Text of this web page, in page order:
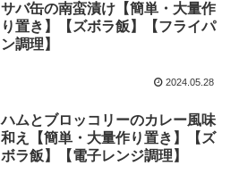
サバ缶の南蛮漬け【簡単・大量作
り置き】【ズボラ飯】【フライパ
ン調理】
2024.05.28
ハムとブロッコリーのカレー風味
和え【簡単・大量作り置き】【ズ
ボラ飯】【電子レンジ調理】